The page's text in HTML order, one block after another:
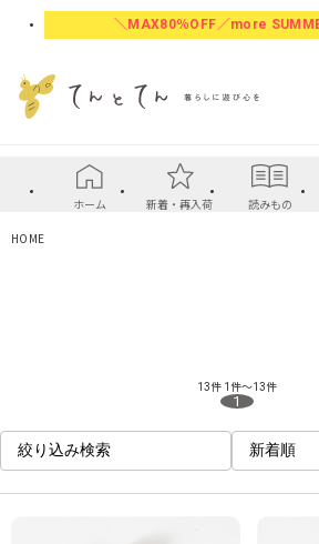
＼MAX80％OFF／more
ホーム 新着・再入荷 読みもの
HOME
13件 1件～13件
1
絞り込み検索 新着順